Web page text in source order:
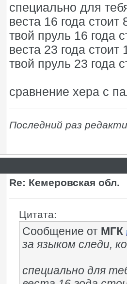
специально для
веста 16 года стоит
твой пруль 16 года
веста 23 года стоит
твой пруль 23 года
сравнение хера с
Последний раз
Re: Кемеровская обл.
Цитата:
Сообщение от МГК
за языком следи,
специально для